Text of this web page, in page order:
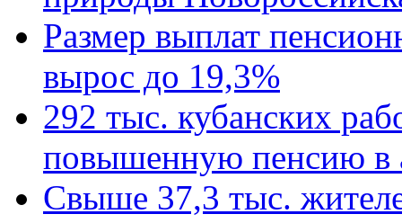
Размер выплат
вырос до 19,3%
292 тыс. кубанских
повышенную пенсию в
Свыше 37,3 тыс.